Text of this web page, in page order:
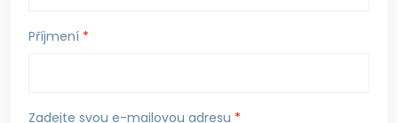
Příjmení *
Zadejte svou e-mailovou adresu *